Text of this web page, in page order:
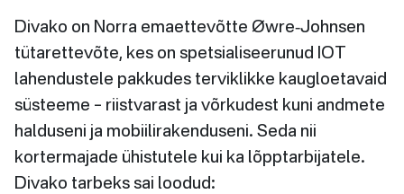
Divako on Norra emaettevõtte Øwre‐Johnsen
tütarettevõte, kes on spetsialiseerunud IOT
lahendustele pakkudes terviklikke kaugloetavaid
süsteeme – riistvarast ja võrkudest kuni andmete
halduseni ja mobiilirakenduseni. Seda nii
kortermajade ühistutele kui ka lõpptarbijatele.
Divako tarbeks sai loodud: